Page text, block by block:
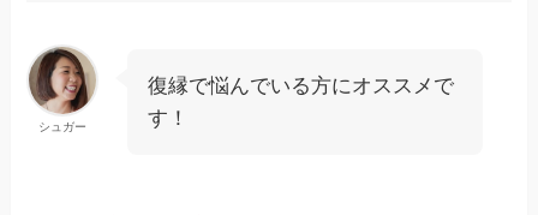
シュガー
復縁で悩んでいる方にオススメで
す！